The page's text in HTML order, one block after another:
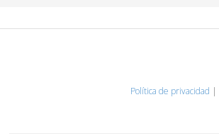
Política de privacidad |